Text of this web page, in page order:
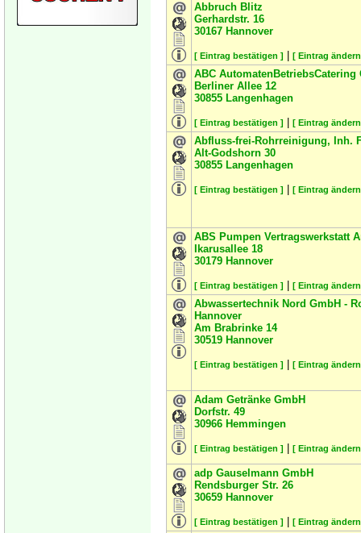
Abbruch Blitz
Gerhardstr. 16
30167 Hannover
[ Eintrag bestätigen ] [ Eintrag
ABC AutomatenBetriebsCatering
Berliner Allee 12
30855 Langenhagen
[ Eintrag bestätigen ] [ Eintrag
Abfluss-frei-Rohrreinigung, Inh.
Alt-Godshorn 30
30855 Langenhagen
[ Eintrag bestätigen ] [ Eintrag
ABS Pumpen Vertragswerkstatt
Ikarusallee 18
30179 Hannover
[ Eintrag bestätigen ] [ Eintrag
Abwassertechnik Nord GmbH -
Hannover
Am Brabrinke 14
30519 Hannover
[ Eintrag bestätigen ] [ Eintrag
Adam Getränke GmbH
Dorfstr. 49
30966 Hemmingen
[ Eintrag bestätigen ] [ Eintrag
adp Gauselmann GmbH
Rendsburger Str. 26
30659 Hannover
[ Eintrag bestätigen ] [ Eintrag